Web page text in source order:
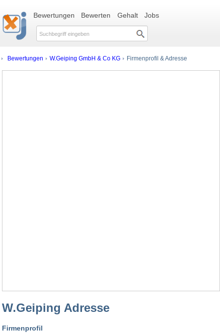
Bewertungen Bewerten Gehalt Jobs
Bewertungen W.Geiping GmbH & Co KG Firmenprofil & Adresse
W.Geiping Adresse
Firmenprofil